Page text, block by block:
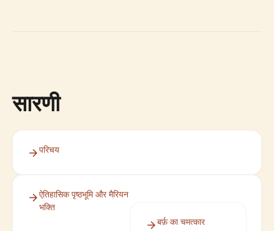
सारणी
परिचय
ऐतिहासिक पृष्ठभूमि और मैरियन
भक्ति
बर्फ़ का चमत्कार